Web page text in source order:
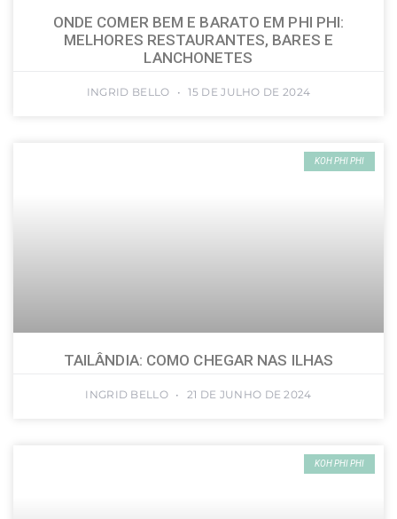
ONDE COMER BEM E BARATO EM PHI PHI:
MELHORES RESTAURANTES, BARES E
LANCHONETES
INGRID BELLO 15 DE JULHO DE 2024
KOH PHI PHI
TAILÂNDIA: COMO CHEGAR NAS ILHAS
INGRID BELLO 21 DE JUNHO DE 2024
KOH PHI PHI